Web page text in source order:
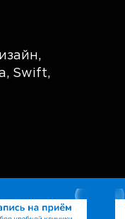
,
, Swift,